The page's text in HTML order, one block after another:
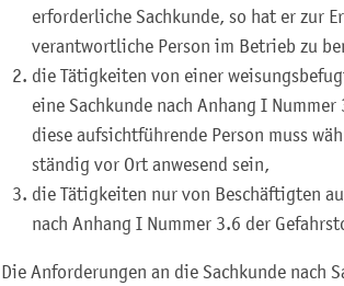
erforderliche Sachkunde, so hat er zur
verantwortliche Person im Betrieb zu
die Tätigkeiten von einer
eine Sachkunde nach Anhang I
diese aufsichtführende Person muss
ständig vor Ort anwesend sein,
die Tätigkeiten nur von Beschäftigten
nach Anhang I Nummer 3.6 der
Die Anforderungen an die Sachkunde nach